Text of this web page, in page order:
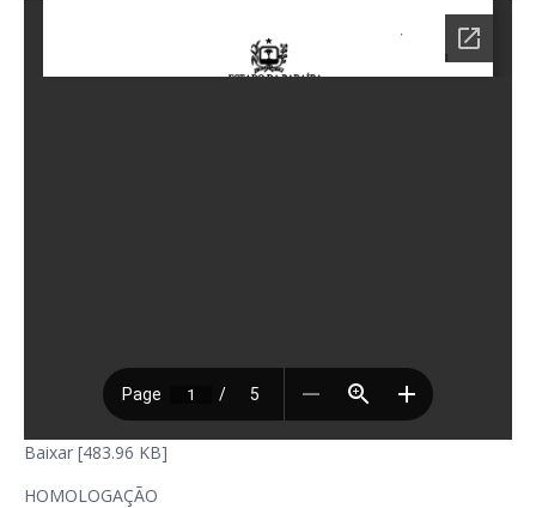
Baixar [483.96 KB]
HOMOLOGAÇÃO